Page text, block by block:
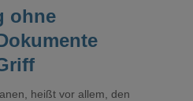
ohne
heißt vor allem, den